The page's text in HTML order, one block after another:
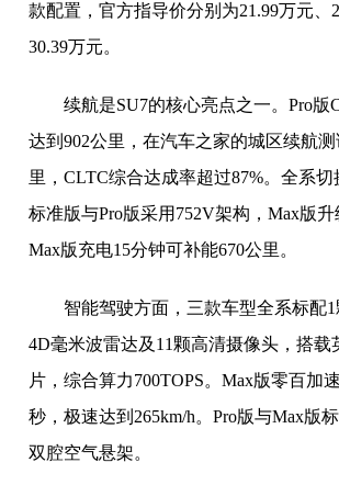
款配置，官方指导价分别为21.99万元、
30.39万元。
续航是SU7的核心亮点之一。Pro版
达到902公里，在汽车之家的城区续航
里，CLTC综合达成率超过87%。全系切
标准版与Pro版采用752V架构，Max版升
Max版充电15分钟可补能670公里。
智能驾驶方面，三款车型全系标配1
4D毫米波雷达及11颗高清摄像头，搭载
片，综合算力700TOPS。Max版零百加
秒，极速达到265km/h。Pro版与Max版
双腔空气悬架。